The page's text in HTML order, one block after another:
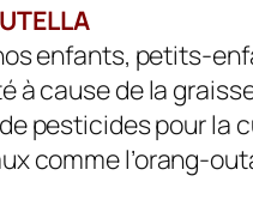
enfants, petits-
à cause de la
pesticides pour
comme l’orang-